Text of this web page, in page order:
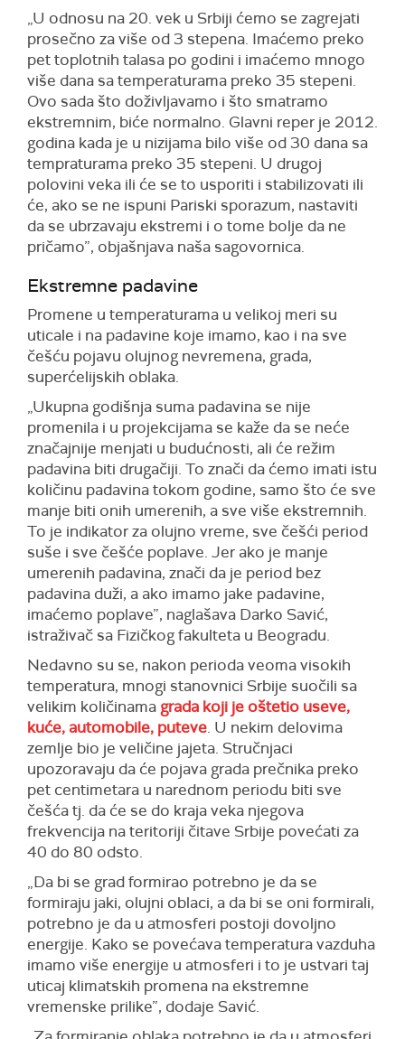
„U odnosu na 20. vek u Srbiji ćemo se zagrejati
prosečno za više od 3 stepena. Imaćemo preko
pet toplotnih talasa po godini i imaćemo mnogo
više dana sa temperaturama preko 35 stepeni.
Ovo sada što doživljavamo i što smatramo
ekstremnim, biće normalno. Glavni reper je 2012.
godina kada je u nizijama bilo više od 30 dana sa
tempraturama preko 35 stepeni. U drugoj
polovini veka ili će se to usporiti i stabilizovati ili
će, ako se ne ispuni Pariski sporazum, nastaviti
da se ubrzavaju ekstremi i o tome bolje da ne
pričamo”, objašnjava naša sagovornica.
Ekstremne padavine
Promene u temperaturama u velikoj meri su
uticale i na padavine koje imamo, kao i na sve
češću pojavu olujnog nevremena, grada,
superćelijskih oblaka.
„Ukupna godišnja suma padavina se nije
promenila i u projekcijama se kaže da se neće
značajnije menjati u budućnosti, ali će režim
padavina biti drugačiji. To znači da ćemo imati istu
količinu padavina tokom godine, samo što će sve
manje biti onih umerenih, a sve više ekstremnih.
To je indikator za olujno vreme, sve češći period
suše i sve češće poplave. Jer ako je manje
umerenih padavina, znači da je period bez
padavina duži, a ako imamo jake padavine,
imaćemo poplave”, naglašava Darko Savić,
istraživač sa Fizičkog fakulteta u Beogradu.
Nedavno su se, nakon perioda veoma visokih
temperatura, mnogi stanovnici Srbije suočili sa
velikim količinama grada koji je oštetio useve,
kuće, automobile, puteve. U nekim delovima
zemlje bio je veličine jajeta. Stručnjaci
upozoravaju da će pojava grada prečnika preko
pet centimetara u narednom periodu biti sve
češća tj. da će se do kraja veka njegova
frekvencija na teritoriji čitave Srbije povećati za
40 do 80 odsto.
„Da bi se grad formirao potrebno je da se
formiraju jaki, olujni oblaci, a da bi se oni formirali,
potrebno je da u atmosferi postoji dovoljno
energije. Kako se povećava temperatura vazduha
imamo više energije u atmosferi i to je ustvari taj
uticaj klimatskih promena na ekstremne
vremenske prilike”, dodaje Savić.